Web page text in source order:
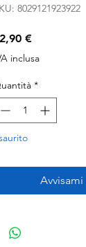
8029121923922
€Prezzo
inclusa
*